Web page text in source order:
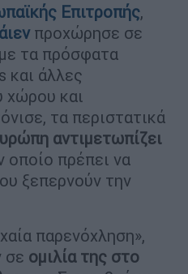
Επιτροπής,
προχώρησε σε
τα πρόσφατα
και άλλες
χώρου και
τα περιστατικά
αντιμετωπίζει
οποίο πρέπει να
ξεπερνούν την
παρενόχληση»,
σε ομιλία της στο